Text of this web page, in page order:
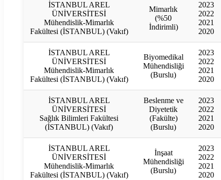
İSTANBUL AREL
ÜNİVERSİTESİ
Mühendislik-Mimarlık
Fakültesi (İSTANBUL) (Vakıf)
Mimarlık
(%50
İndirimli)
2023
2022
2021
2020
İSTANBUL AREL
ÜNİVERSİTESİ
Mühendislik-Mimarlık
Fakültesi (İSTANBUL) (Vakıf)
Biyomedikal
Mühendisliği
(Burslu)
2023
2022
2021
2020
İSTANBUL AREL
ÜNİVERSİTESİ
Sağlık Bilimleri Fakültesi
(İSTANBUL) (Vakıf)
Beslenme ve
Diyetetik
(Fakülte)
(Burslu)
2023
2022
2021
2020
İSTANBUL AREL
ÜNİVERSİTESİ
Mühendislik-Mimarlık
Fakültesi (İSTANBUL) (Vakıf)
İnşaat
Mühendisliği
(Burslu)
2023
2022
2021
2020